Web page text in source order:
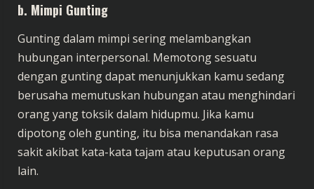
b. Mimpi Gunting
Gunting dalam mimpi sering melambangkan
hubungan interpersonal. Memotong sesuatu
dengan gunting dapat menunjukkan kamu sedang
berusaha memutuskan hubungan atau menghindari
orang yang toksik dalam hidupmu. Jika kamu
dipotong oleh gunting, itu bisa menandakan rasa
sakit akibat kata-kata tajam atau keputusan orang
lain.